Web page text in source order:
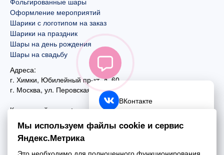
Оформление мероприятий
Шарики с логотипом на заказ
Шарики на праздник
Шары на день рождения
Шары на свадьбу
Адреса:
г. Химки, Юбилейный пр-кт, д. 60
г. Москва, ул. Перовская, д. 59
Контактный номер:
+7 (495) 970-44-75
Почта:
ВКонтакте
Telegram
Мы используем файлы cookie и сервис
Яндекс.Метрика
Это необходимо для полноценного функционирования